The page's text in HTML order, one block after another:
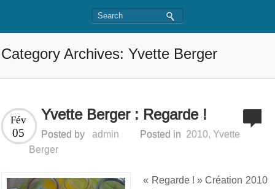
Category Archives: Yvette Berger
Yvette Berger : Regarde !
Fév
05 Posted by admin Posted in 2010,Yvette
Berger
« Regarde ! » Création 2010